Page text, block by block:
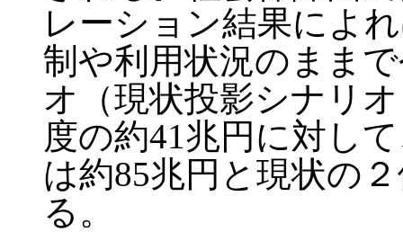
レーション結果によ
制や利用状況のまま
オ（現状投影シナリ
度の約41兆円に対し
は約85兆円と現状の
る。